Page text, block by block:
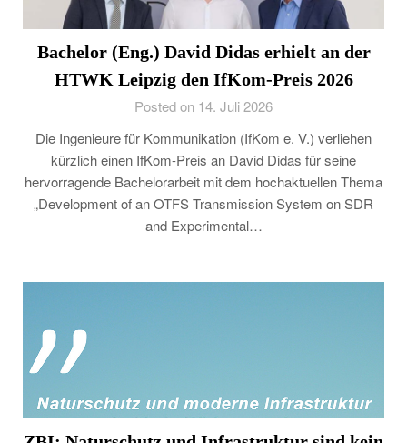
Bachelor (Eng.) David Didas erhielt an der
HTWK Leipzig den IfKom-Preis 2026
Posted on 14. Juli 2026
Die Ingenieure für Kommunikation (IfKom e. V.) verliehen
kürzlich einen IfKom-Preis an David Didas für seine
hervorragende Bachelorarbeit mit dem hochaktuellen Thema
„Development of an OTFS Transmission System on SDR
and Experimental…